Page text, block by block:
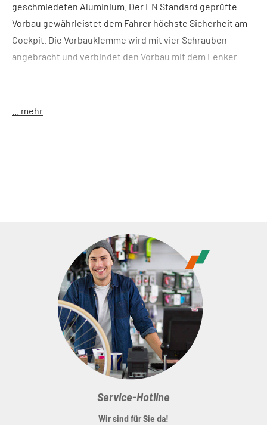
geschmiedeten Aluminium. Der EN Standard geprüfte
Vorbau gewährleistet dem Fahrer höchste Sicherheit am
Cockpit. Die Vorbauklemme wird mit vier Schrauben
angebracht und verbindet den Vorbau mit dem Lenker
Features
Aluminium 6061
: 136 g
... mehr
Service-Hotline
Wir sind für Sie da!